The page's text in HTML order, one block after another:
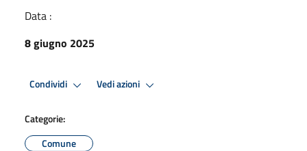
Data :
8 giugno 2025
Condividi Vedi azioni
Categorie:
Comune